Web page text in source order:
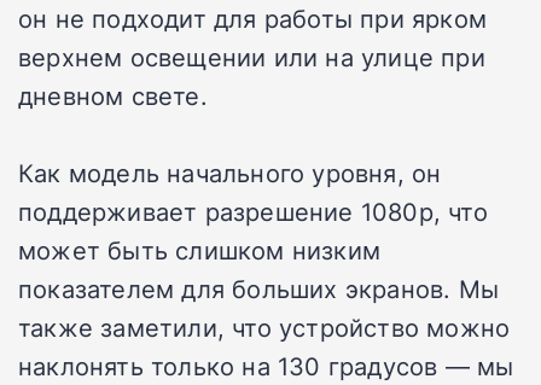
он не подходит для работы при ярком
верхнем освещении или на улице при
дневном свете.
Как модель начального уровня, он
поддерживает разрешение 1080p, что
может быть слишком низким
показателем для больших экранов. Мы
также заметили, что устройство можно
наклонять только на 130 градусов — мы